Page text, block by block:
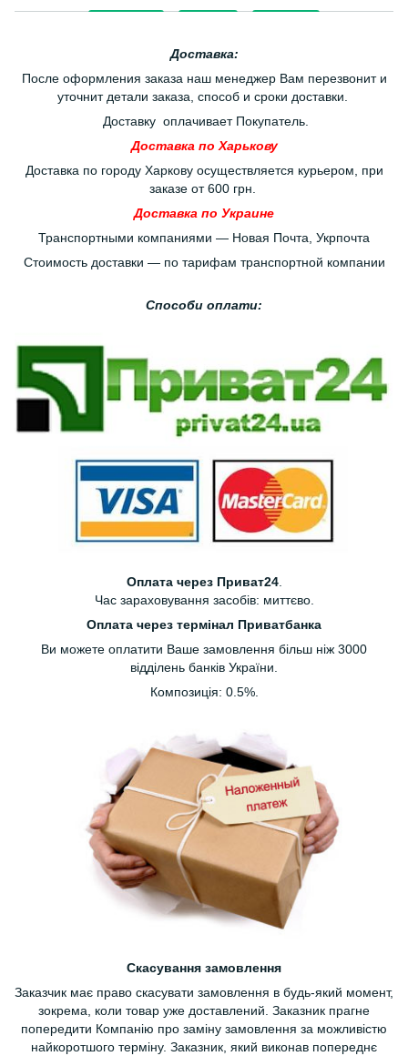
Доставка:
После оформления заказа наш менеджер Вам перезвонит и
уточнит детали заказа, способ и сроки доставки.
Доставку оплачивает Покупатель.
Доставка по Харькову
Доставка по городу Харкову осуществляется курьером, при
заказе от 600 грн.
Доставка по Украине
Транспортными компаниями — Новая Почта, Укрпочта
Стоимость доставки — по тарифам транспортной компании
Способи оплати:
Оплата через Приват24.
Час зараховування засобів: миттєво.
Оплата через термінал Приватбанка
Ви можете оплатити Ваше замовлення більш ніж 3000
відділень банків України.
Композиція: 0.5%.
Скасування замовлення
Заказчик має право скасувати замовлення в будь-який момент,
зокрема, коли товар уже доставлений. Заказник прагне
попередити Компанію про заміну замовлення за можливістю
найкоротшого терміну. Заказник, який виконав попереднє